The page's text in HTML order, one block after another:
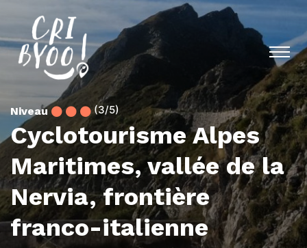
Niveau (3/5)
Cyclotourisme Alpes
Maritimes, vallée de la
Nervia, frontière
franco-italienne